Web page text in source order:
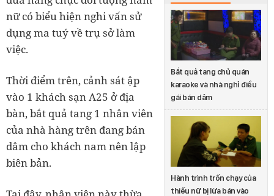
Bắt quả tang chủ quán
karaoke và nhà nghỉ điều
gái bán dâm
Hành trình trốn chạy của
thiếu nữ bị lừa bán vào
nữ có biểu hiện nghi vấn sử
dụng ma tuý về trụ sở làm
việc.
Thời điểm trên, cảnh sát ập
vào 1 khách sạn A25 ở địa
bàn, bắt quả tang 1 nhân viên
của nhà hàng trên đang bán
dâm cho khách nam nên lập
biên bản.